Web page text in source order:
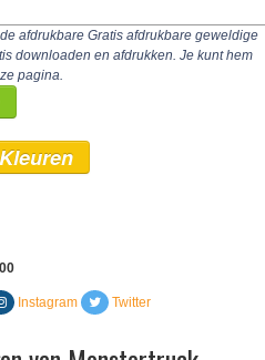
afdrukbare Gratis afdrukbare geweldige
downloaden en afdrukken. Je kunt hem
pagina.
Instagram Twitter